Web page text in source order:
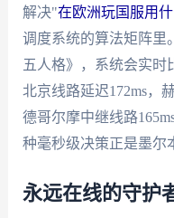
解决"在欧洲玩国服用
调度系统的算法矩阵里
五人格》，系统会实时
北京线路延迟172ms，
德哥尔摩中继线路
种毫秒级决策正是墨尔
永远在线的守护